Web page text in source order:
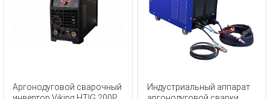
Аргонодуговой сварочный
Индустриальный аппарат